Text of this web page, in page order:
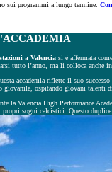
sui programmi a lungo termine.
a Valenciasi è affermata
tutto l’anno, ma li colloca
accademia riflette il suo
giovanile, ospitando giovani talenti
la Valencia High Performance
propri sogni calcistici. Questo